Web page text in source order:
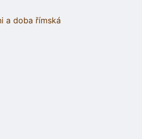
a doba římská